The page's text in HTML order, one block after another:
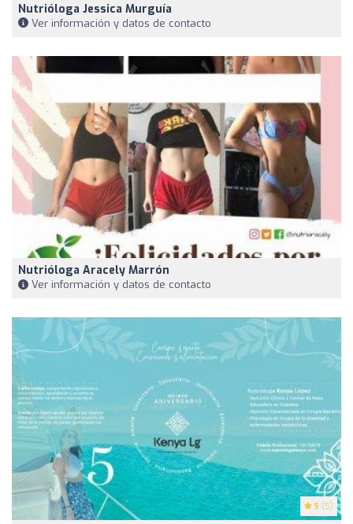
Nutrióloga Jessica Murguía
Ver información y datos de contacto
Nutrióloga Aracely Marrón
Ver información y datos de contacto
5 (5)